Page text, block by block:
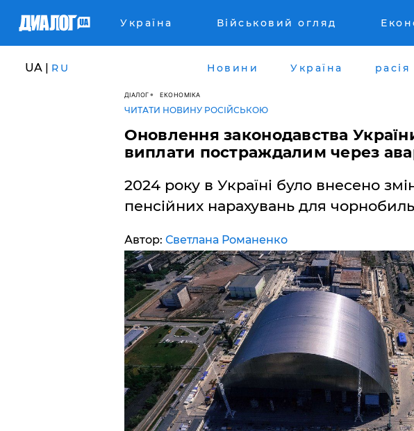
Україна Військовий огляд
UA | RU Новини Україна расія
ДІАЛОГ ЕКОНОМІКА
ЧИТАТИ НОВИНУ РОСІЙСЬКОЮ
Оновлення законодавства
виплати постраждалим через
2024 року в Україні було внесено
пенсійних нарахувань для
Автор: Светлана Романенко